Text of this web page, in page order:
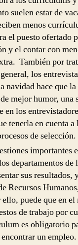
suelen estar de
menos
el puesto ofertado
y el contar con
También por
los
navidad hace que
mejor humor, una
en los
tenerla en cuenta
de selección.
importantes
departamentos de
sus resultados,
Recursos
puede que en
de trabajo por
es obligatorio
un empleo.